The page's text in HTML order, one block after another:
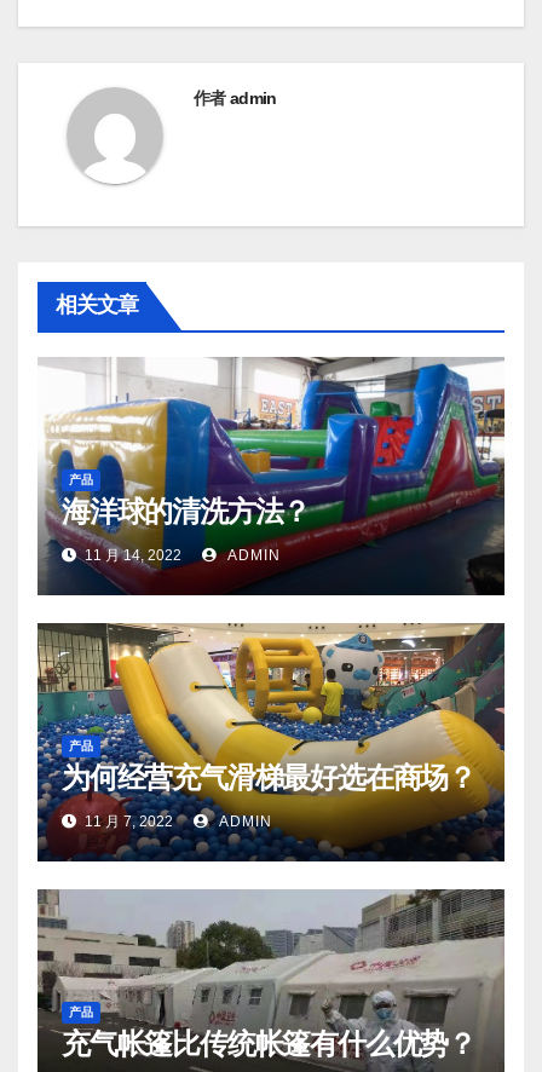
导
作者admin
相关文章
产品
海洋球的清洗方法？
11 月 14, 2022 ADMIN
产品
为何经营充气滑梯最好选在商场？
11 月 7, 2022 ADMIN
产品
充气帐篷比传统帐篷有什么优势？